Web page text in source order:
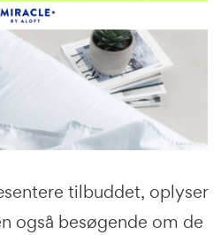
tilbuddet, oplyser
også besøgende om de